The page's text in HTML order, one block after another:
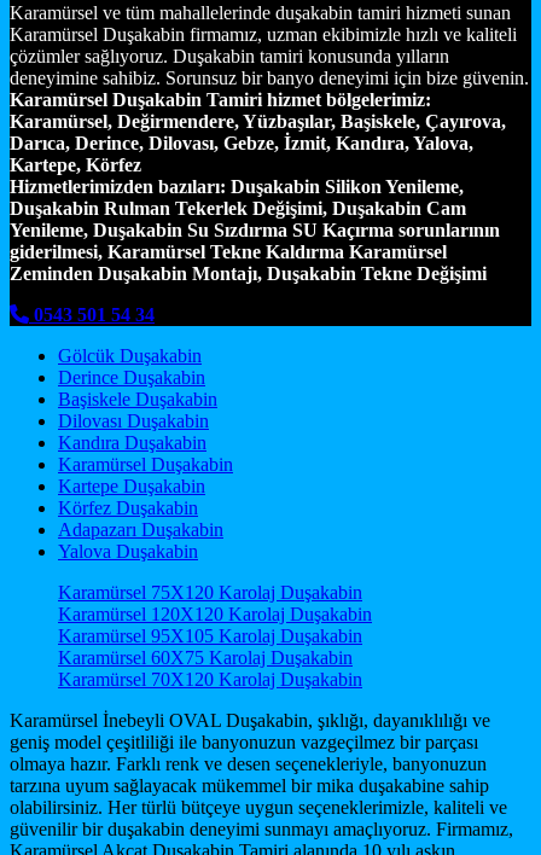
Karamürsel ve tüm mahallelerinde duşakabin tamiri hizmeti sunan
Karamürsel Duşakabin firmamız, uzman ekibimizle hızlı ve kaliteli
çözümler sağlıyoruz. Duşakabin tamiri konusunda yılların
deneyimine sahibiz. Sorunsuz bir banyo deneyimi için bize güvenin.
Karamürsel Duşakabin Tamiri hizmet bölgelerimiz:
Karamürsel, Değirmendere, Yüzbaşılar, Başiskele, Çayırova,
Darıca, Derince, Dilovası, Gebze, İzmit, Kandıra, Yalova,
Kartepe, Körfez
Hizmetlerimizden bazıları: Duşakabin Silikon Yenileme,
Duşakabin Rulman Tekerlek Değişimi, Duşakabin Cam
Yenileme, Duşakabin Su Sızdırma SU Kaçırma sorunlarının
giderilmesi, Karamürsel Tekne Kaldırma Karamürsel
Zeminden Duşakabin Montajı, Duşakabin Tekne Değişimi
0543 501 54 34
Gölcük Duşakabin
Derince Duşakabin
Başiskele Duşakabin
Dilovası Duşakabin
Kandıra Duşakabin
Karamürsel Duşakabin
Kartepe Duşakabin
Körfez Duşakabin
Adapazarı Duşakabin
Yalova Duşakabin
Karamürsel 75X120 Karolaj Duşakabin
Karamürsel 120X120 Karolaj Duşakabin
Karamürsel 95X105 Karolaj Duşakabin
Karamürsel 60X75 Karolaj Duşakabin
Karamürsel 70X120 Karolaj Duşakabin
Karamürsel İnebeyli OVAL Duşakabin, şıklığı, dayanıklılığı ve
geniş model çeşitliliği ile banyonuzun vazgeçilmez bir parçası
olmaya hazır. Farklı renk ve desen seçenekleriyle, banyonuzun
tarzına uyum sağlayacak mükemmel bir mika duşakabine sahip
olabilirsiniz. Her türlü bütçeye uygun seçeneklerimizle, kaliteli ve
güvenilir bir duşakabin deneyimi sunmayı amaçlıyoruz. Firmamız,
Karamürsel Akçat Duşakabin Tamiri alanında 10 yılı aşkın